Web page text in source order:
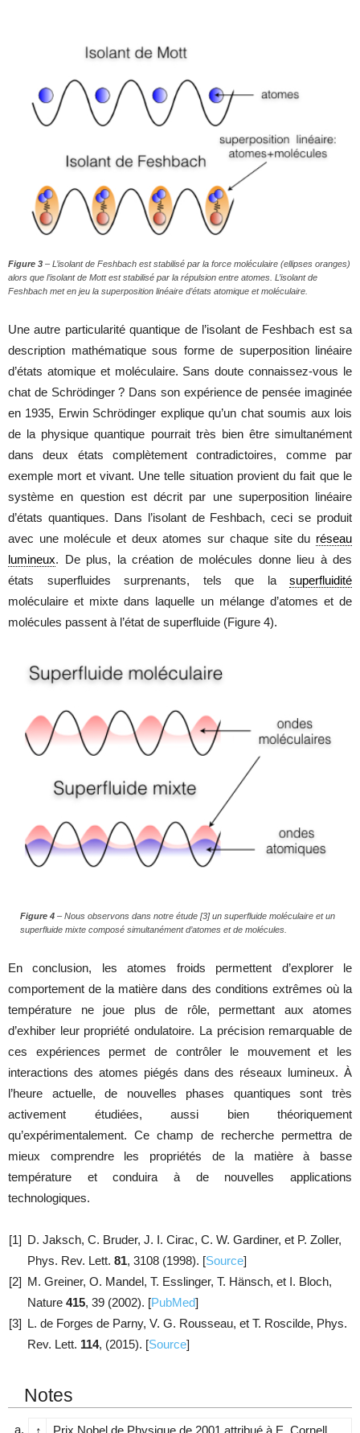
Figure 3 – L’isolant de Feshbach est stabilisé par la force moléculaire (ellipses oranges)
alors que l’isolant de Mott est stabilisé par la répulsion entre atomes. L’isolant de
Feshbach met en jeu la superposition linéaire d’états atomique et moléculaire.
Une autre particularité quantique de l’isolant de Feshbach est sa
description mathématique sous forme de superposition linéaire
d’états atomique et moléculaire. Sans doute connaissez-vous le
chat de Schrödinger ? Dans son expérience de pensée imaginée
en 1935, Erwin Schrödinger explique qu’un chat soumis aux lois
de la physique quantique pourrait très bien être simultanément
dans deux états complètement contradictoires, comme par
exemple mort et vivant. Une telle situation provient du fait que le
système en question est décrit par une superposition linéaire
d’états quantiques. Dans l’isolant de Feshbach, ceci se produit
avec une molécule et deux atomes sur chaque site du réseau
lumineux. De plus, la création de molécules donne lieu à des
états superfluides surprenants, tels que la superfluidité
moléculaire et mixte dans laquelle un mélange d’atomes et de
molécules passent à l’état de superfluide (Figure 4).
Figure 4 – Nous observons dans notre étude [3]un superfluide moléculaire et un
superfluide mixte composé simultanément d’atomes et de molécules.
En conclusion, les atomes froids permettent d’explorer le
comportement de la matière dans des conditions extrêmes où la
température ne joue plus de rôle, permettant aux atomes
d’exhiber leur propriété ondulatoire. La précision remarquable de
ces expériences permet de contrôler le mouvement et les
interactions des atomes piégés dans des réseaux lumineux. À
l’heure actuelle, de nouvelles phases quantiques sont très
activement étudiées, aussi bien théoriquement
qu’expérimentalement. Ce champ de recherche permettra de
mieux comprendre les propriétés de la matière à basse
température et conduira à de nouvelles applications
technologiques.
[1] D. Jaksch, C. Bruder, J. I. Cirac, C. W. Gardiner, et P. Zoller,
Phys. Rev. Lett. 81, 3108 (1998). [Source]
[2] M. Greiner, O. Mandel, T. Esslinger, T. Hänsch, et I. Bloch,
Nature 415, 39 (2002). [PubMed]
[3] L. de Forges de Parny, V. G. Rousseau, et T. Roscilde, Phys.
Rev. Lett. 114, (2015). [Source]
Notes
a.